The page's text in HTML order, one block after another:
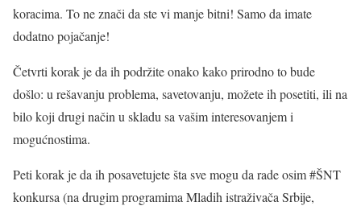
koracima. To ne znači da ste vi manje bitni! Samo da imate
dodatno pojačanje!
Četvrti korak je da ih podržite onako kako prirodno to bude
došlo: u rešavanju problema, savetovanju, možete ih posetiti, ili na
bilo koji drugi način u skladu sa vašim interesovanjem i
mogućnostima.
Peti korak je da ih posavetujete šta sve mogu da rade osim #ŠNT
konkursa (na drugim programima Mladih istraživača Srbije,